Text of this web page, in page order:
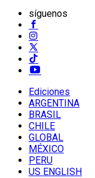
síguenos
Ediciones
ARGENTINA
BRASIL
CHILE
GLOBAL
MÉXICO
PERU
US ENGLISH